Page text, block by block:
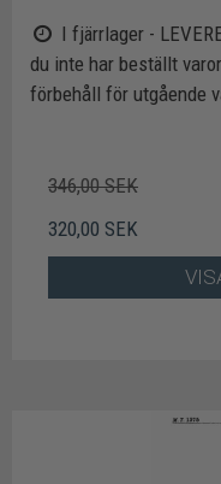
I fjärrlager -
du inte har beställt
förbehåll för utgående
346,00 SEK
320,00 SEK